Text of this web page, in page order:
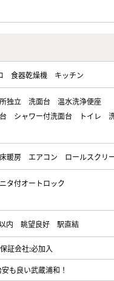
食器乾燥機 キッチン
独立 洗面台
温水洗浄便座
シャワー付洗面台 トイレ
床暖房 エアコン ロールスクリ
タ付オートロック
内 眺望良好 駅直結
証会社:必加入
も良い武蔵浦和！